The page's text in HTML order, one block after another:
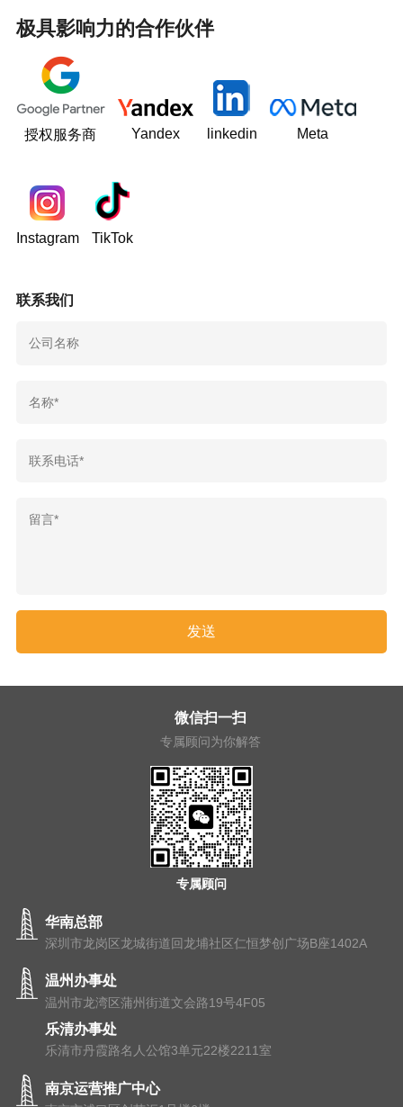
极具影响力的合作伙伴
授权服务商 Yandex linkedin Meta
Instagram TikTok
联系我们
专属顾问
微信扫一扫
专属顾问为你解答
华南总部
深圳市龙岗区龙城街道回龙埔社区仁恒梦创广场B座1402A
温州办事处
温州市⻰湾区蒲州街道⽂会路19号4F05
乐清办事处
乐清市丹霞路名人公馆3单元22楼2211室
南京运营推广中心